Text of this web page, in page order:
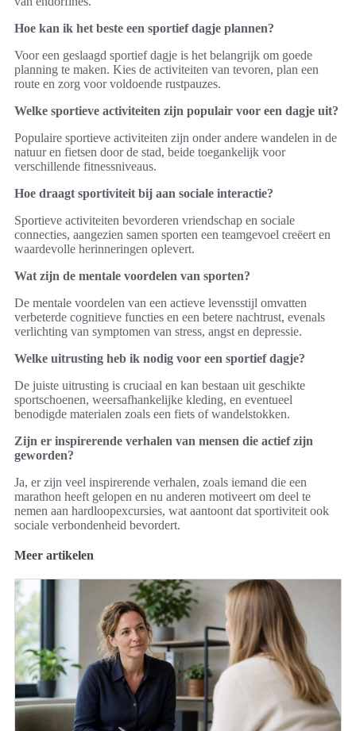
Hoe kan ik het beste een sportief dagje plannen?
Voor een geslaagd sportief dagje is het belangrijk om goede
planning te maken. Kies de activiteiten van tevoren, plan een
route en zorg voor voldoende rustpauzes.
Welke sportieve activiteiten zijn populair voor een dagje uit?
Populaire sportieve activiteiten zijn onder andere wandelen in de
natuur en fietsen door de stad, beide toegankelijk voor
verschillende fitnessniveaus.
Hoe draagt sportiviteit bij aan sociale interactie?
Sportieve activiteiten bevorderen vriendschap en sociale
connecties, aangezien samen sporten een teamgevoel creëert en
waardevolle herinneringen oplevert.
Wat zijn de mentale voordelen van sporten?
De mentale voordelen van een actieve levensstijl omvatten
verbeterde cognitieve functies en een betere nachtrust, evenals
verlichting van symptomen van stress, angst en depressie.
Welke uitrusting heb ik nodig voor een sportief dagje?
De juiste uitrusting is cruciaal en kan bestaan uit geschikte
sportschoenen, weersafhankelijke kleding, en eventueel
benodigde materialen zoals een fiets of wandelstokken.
Zijn er inspirerende verhalen van mensen die actief zijn
geworden?
Ja, er zijn veel inspirerende verhalen, zoals iemand die een
marathon heeft gelopen en nu anderen motiveert om deel te
nemen aan hardloopexcursies, wat aantoont dat sportiviteit ook
sociale verbondenheid bevordert.
Meer artikelen